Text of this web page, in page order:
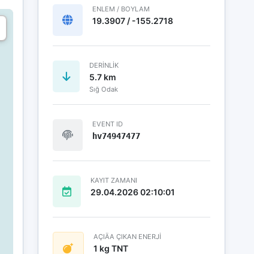
ENLEM / BOYLAM
19.3907 / -155.2718
DERINLIK
5.7 km
Sığ Odak
EVENT ID
hv74947477
KAYIT ZAMANI
29.04.2026 02:10:01
AÇIÄA ÇIKAN ENERJİ
1 kg TNT